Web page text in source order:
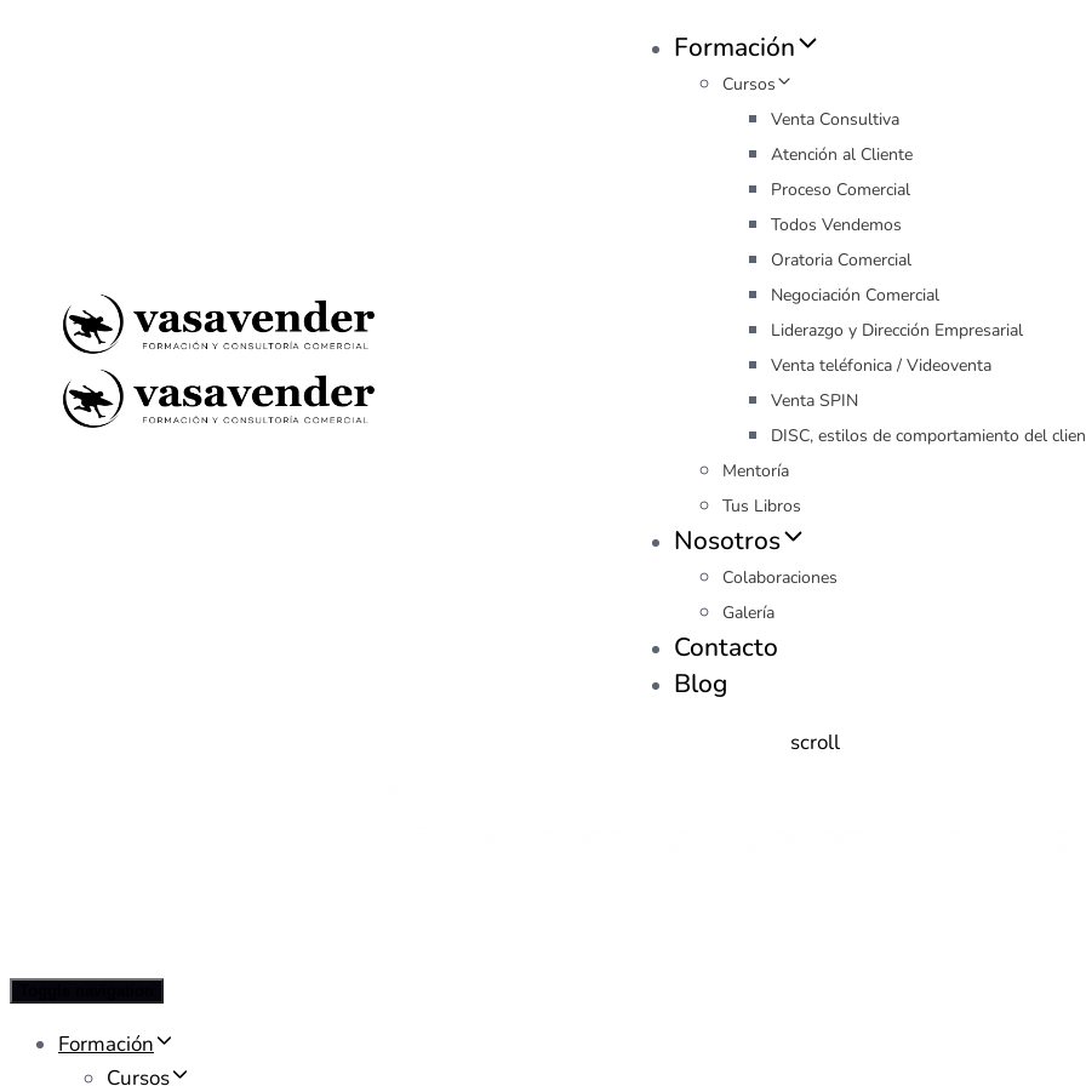
Formación
Cursos
Venta Consultiva
Atención al Cliente
Proceso Comercial
Todos Vendemos
Oratoria Comercial
Negociación Comercial
Liderazgo y Dirección Empresarial
Venta teléfonica / Videoventa
Venta SPIN
DISC, estilos de comportamiento del
Mentoría
Tus Libros
Nosotros
Colaboraciones
Galería
Contacto
Blog
scroll
Formación
Cursos